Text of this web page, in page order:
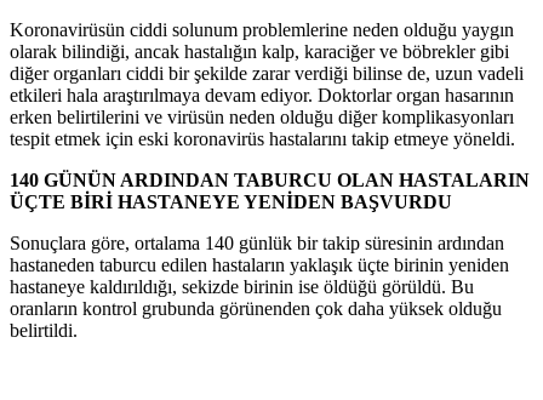
Koronavirüsün ciddi solunum problemlerine neden olduğu yaygın
olarak bilindiği, ancak hastalığın kalp, karaciğer ve böbrekler gibi
diğer organları ciddi bir şekilde zarar verdiği bilinse de, uzun vadeli
etkileri hala araştırılmaya devam ediyor. Doktorlar organ hasarının
erken belirtilerini ve virüsün neden olduğu diğer komplikasyonları
tespit etmek için eski koronavirüs hastalarını takip etmeye yöneldi.
140 GÜNÜN ARDINDAN TABURCU OLAN HASTALARIN
ÜÇTE BİRİ HASTANEYE YENİDEN BAŞVURDU
Sonuçlara göre, ortalama 140 günlük bir takip süresinin ardından
hastaneden taburcu edilen hastaların yaklaşık üçte birinin yeniden
hastaneye kaldırıldığı, sekizde birinin ise öldüğü görüldü. Bu
oranların kontrol grubunda görünenden çok daha yüksek olduğu
belirtildi.